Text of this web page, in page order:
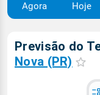
Agora Hoje
Previsão do
Nova (PR)